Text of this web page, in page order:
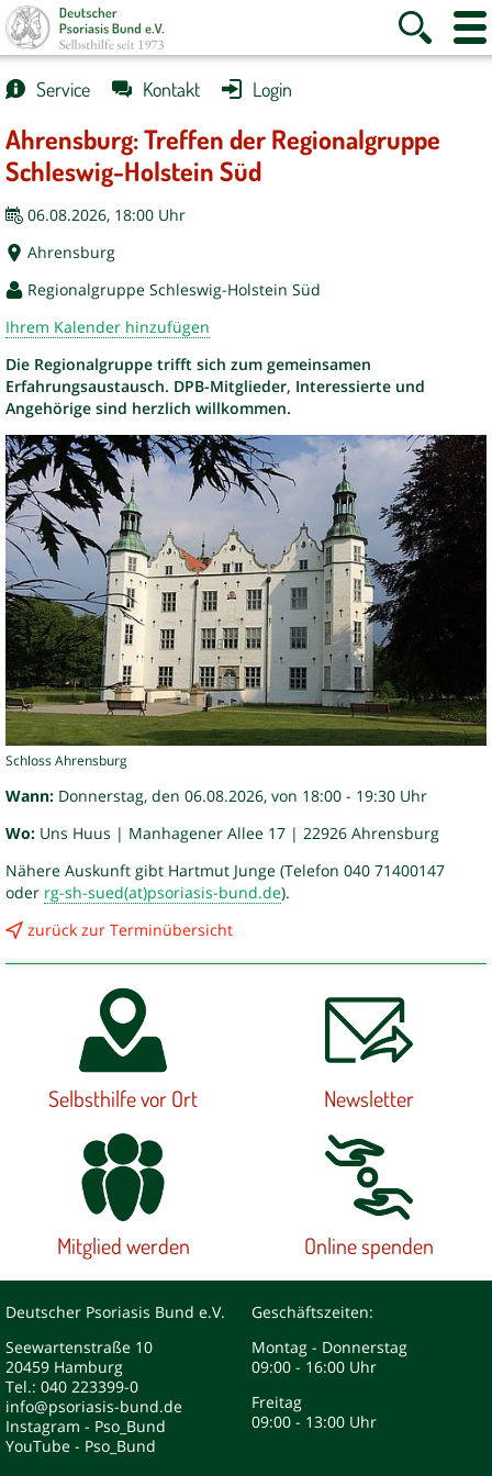
Suche
anzeigen
Service Kontakt Login
Ahrensburg: Treffen der Regionalgruppe
Schleswig-Holstein Süd
06.08.2026, 18:00 Uhr
Ahrensburg
Regionalgruppe Schleswig-Holstein Süd
Ihrem Kalender hinzufügen
Die Regionalgruppe trifft sich zum gemeinsamen
Erfahrungsaustausch. DPB-Mitglieder, Interessierte und
Angehörige sind herzlich willkommen.
Schloss Ahrensburg
Wann: Donnerstag, den 06.08.2026, von 18:00 - 19:30 Uhr
Wo: Uns Huus | Manhagener Allee 17 | 22926 Ahrensburg
Nähere Auskunft gibt Hartmut Junge (Telefon 040 71400147
oder rg-sh-sued(at)psoriasis-bund.de).
zurück zur Terminübersicht
Selbsthilfe vor Ort Newsletter
Mitglied werden Online spenden
Deutscher Psoriasis Bund e.V.
Seewartenstraße 10
20459 Hamburg
Tel.: 040 223399-0
info@psoriasis-bund.de
Instagram - Pso_Bund
YouTube - Pso_Bund
Geschäftszeiten:
Montag - Donnerstag
09:00 - 16:00 Uhr
Freitag
09:00 - 13:00 Uhr